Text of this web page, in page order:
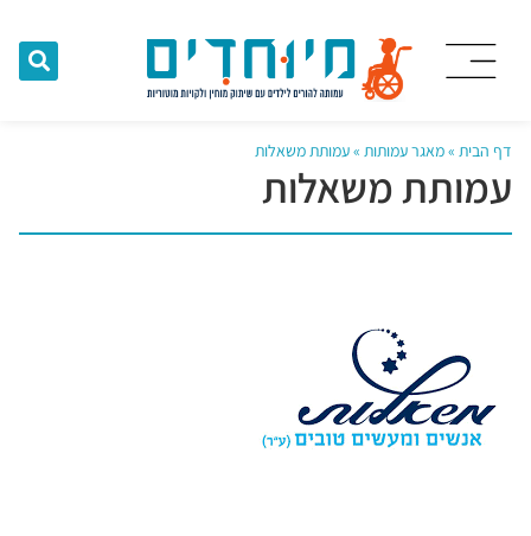
דף הבית »מאגר עמותות »עמותת משאלות
עמותת משאלות